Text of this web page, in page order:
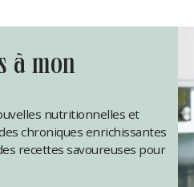
nutritionnelles et
chroniques enrichissantes
recettes savoureuses pour